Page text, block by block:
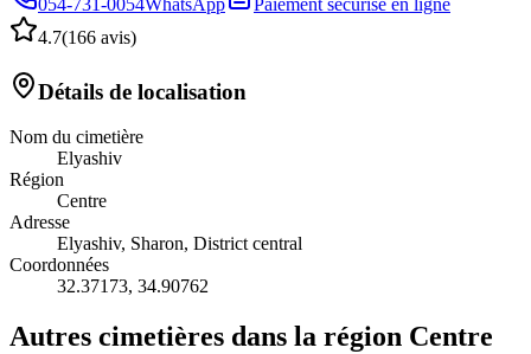
054-731-0054WhatsApp
Paiement sécurisé en ligne
4.7(166 avis)
Détails de localisation
Nom du cimetière
Elyashiv
Région
Centre
Adresse
Elyashiv, Sharon, District central
Coordonnées
32.37173, 34.90762
Autres cimetières dans la région Centre